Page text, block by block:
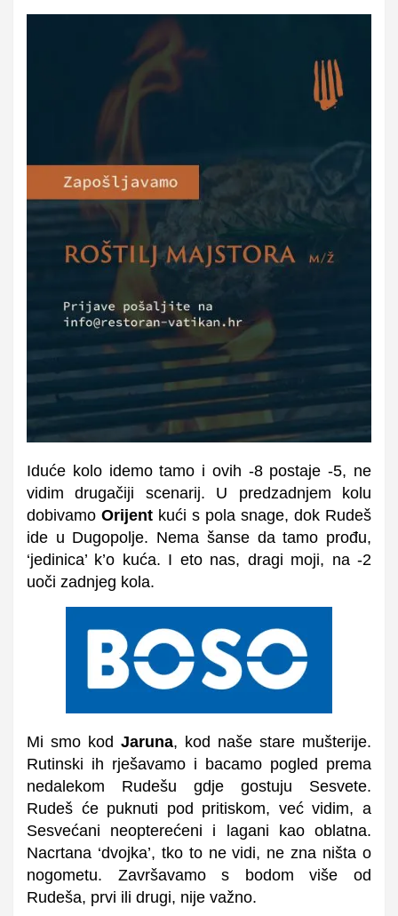
Iduće kolo idemo tamo i ovih -8 postaje -5, ne
vidim drugačiji scenarij. U predzadnjem kolu
dobivamo Orijent kući s pola snage, dok Rudeš
ide u Dugopolje. Nema šanse da tamo prođu,
‘jedinica’ k’o kuća. I eto nas, dragi moji, na -2
uoči zadnjeg kola.
Mi smo kod Jaruna, kod naše stare mušterije.
Rutinski ih rješavamo i bacamo pogled prema
nedalekom Rudešu gdje gostuju Sesvete.
Rudeš će puknuti pod pritiskom, već vidim, a
Sesvećani neopterećeni i lagani kao oblatna.
Nacrtana ‘dvojka’, tko to ne vidi, ne zna ništa o
nogometu. Završavamo s bodom više od
Rudeša, prvi ili drugi, nije važno.